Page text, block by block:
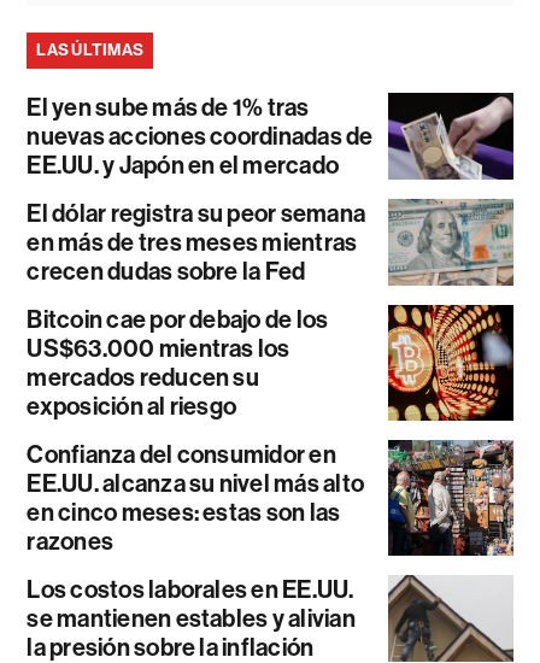
LAS ÚLTIMAS
El yen sube más de 1% tras
nuevas acciones coordinadas de
EE.UU. y Japón en el mercado
El dólar registra su peor semana
en más de tres meses mientras
crecen dudas sobre la Fed
Bitcoin cae por debajo de los
US$63.000 mientras los
mercados reducen su
exposición al riesgo
Confianza del consumidor en
EE.UU. alcanza su nivel más alto
en cinco meses: estas son las
razones
Los costos laborales en EE.UU.
se mantienen estables y alivian
la presión sobre la inflación